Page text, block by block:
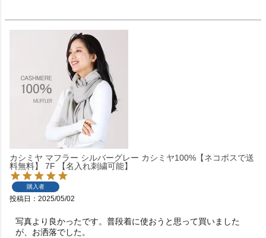
カシミヤ マフラー シルバーグレー カシミヤ100%【ネコポスで送
料無料】 7F 【名入れ刺繍可能】
購入者
投稿日 2025/05/02
写真より良かったです。普段着に使おうと思って買いました
が、お洒落でした。